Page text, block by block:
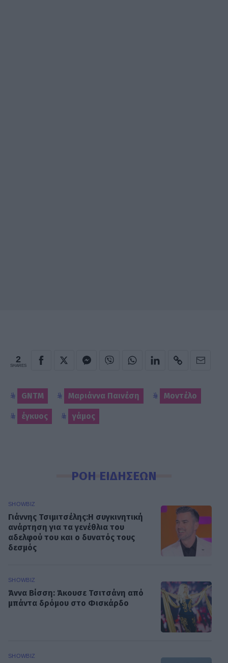
2
SHARES
GNTM Μαριάννα Παινέση Μοντέλο
έγκυος γάμος
ΡΟΗ ΕΙΔΗΣΕΩΝ
SHOWBIZ
Γιάννης Τσιμιτσέλης:Η συγκινητική
ανάρτηση για τα γενέθλια του
αδελφού του και ο δυνατός τους
δεσμός
SHOWBIZ
Άννα Βίσση: Άκουσε Τσιτσάνη από
μπάντα δρόμου στο Φισκάρδο
SHOWBIZ